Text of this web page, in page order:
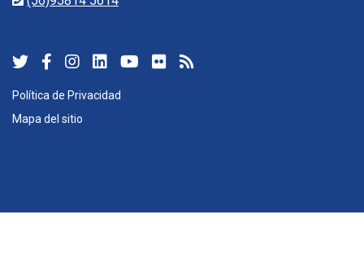
Política de Privacidad
Mapa del sitio